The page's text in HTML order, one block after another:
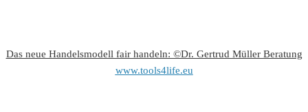
Das neue Handelsmodell fair handeln: ©Dr. Gertrud Müller Beratung
www.tools4life.eu